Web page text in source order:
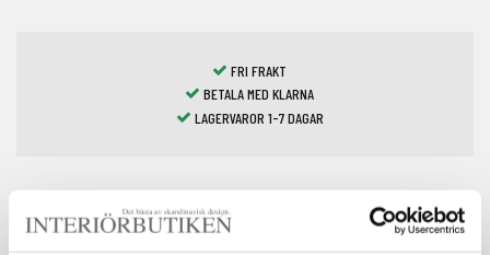
FRI FRAKT
BETALA MED KLARNA
LAGERVAROR 1-7 DAGAR
Spara som favorit